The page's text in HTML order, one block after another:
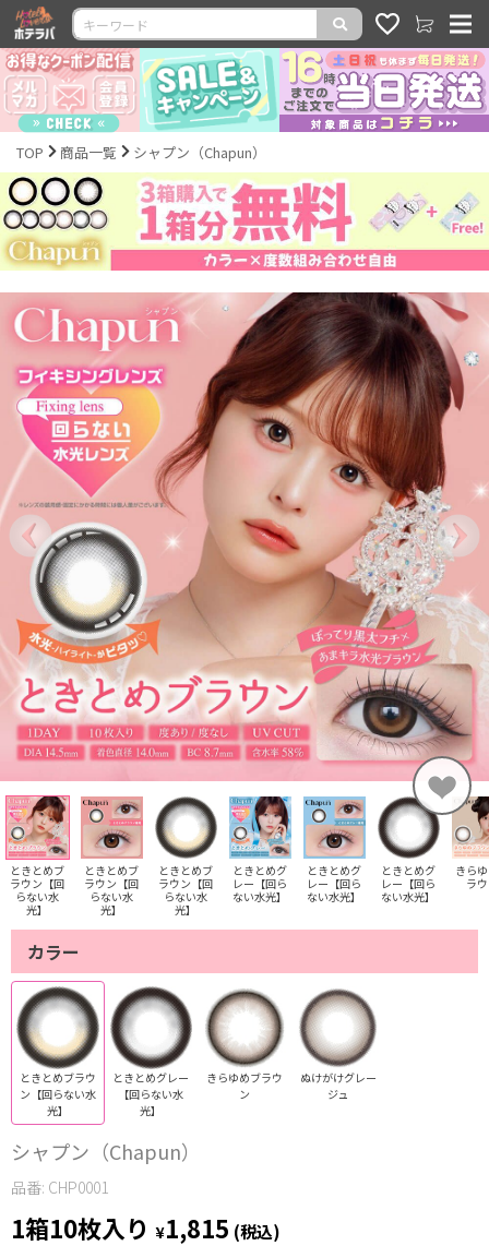
TOP 商品一覧 シャプン（Chapun）
ときとめブ
ラウン【回
らない水
光】
ときとめブ
ラウン【回
らない水
光】
ときとめブ
ラウン【回
らない水
光】
ときとめグ
レー【回ら
ない水光】
ときとめグ
レー【回ら
ない水光】
ときとめグ
レー【回ら
ない水光】
きら
ラ
カラー
ときとめブラウ
ン【回らない水
光】
ときとめグレー
【回らない水
光】
きらゆめブラウ
ン
ぬけがけグレー
ジュ
シャプン（Chapun）
品番: CHP0001
1箱10枚入り ¥1,815 (税込)